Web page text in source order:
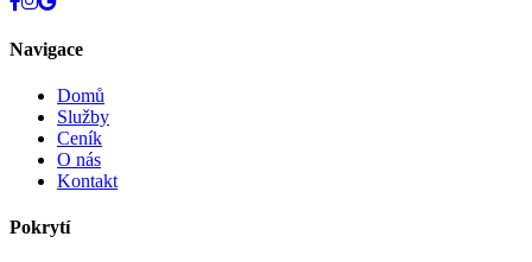
Navigace
Domů
Služby
Ceník
O nás
Kontakt
Pokrytí